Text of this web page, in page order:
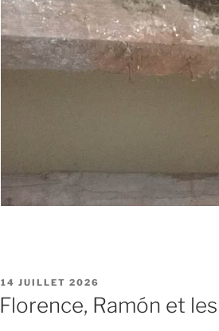
PUBLIÉ
LE
14 JUILLET 2026
Florence, Ramón et